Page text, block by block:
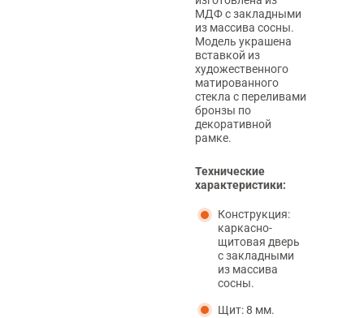
МДФ с закладными
из массива сосны.
Модель украшена
вставкой из
художественного
матированного
стекла с переливами
бронзы по
декоративной
рамке.
Технические
характеристики:
Конструкция:
каркасно-
щитовая дверь
с закладными
из массива
сосны.
Щит: 8 мм.